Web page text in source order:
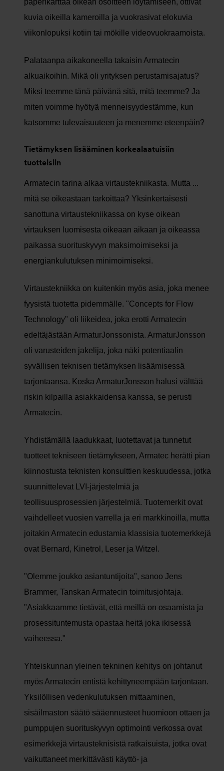
kuvia oikeilla kameroilla ja vuokrasivat elokuvia
viikonlopuksi kotiin tai mökille videovuokraamoista.
Palataanpa aikakoneella takaisin Armatecin
alkuaikoihin. Mikä oli yrityksen perustamisajatus?
Miksi teemme tänä päivänä sitä, mitä teemme? Ja
miten voimme hyötyä menneisyydestämme, kun
katsomme tulevaisuuteen ja menemme eteenpäin?
Tietämyksen lisääminen korkealaatuisiin
tuotteisiin
Armatecin tarina alkaa virtaustekniikasta. Mutta ...
mitä se oikeastaan tarkoittaa? Yksinkertaisesti
sanottuna virtaustekniikassa on kyse oikean
virtauksen luomisesta oikeaan aikaan ja oikeassa
paikassa suorituskyvyn maksimoimiseksi ja
energiankulutuksen minimoimiseksi.
Virtaustekniikka on kuitenkin myös asia, joka menee
fyysistä tuotetta pidemmälle. "Concepts for Flow
Technology" oli liikeidea, joka erotti Armatecin
edeltäjästään ArmaturJonssonista. ArmaturJonsson
oli varusteiden jakelija, joka näki potentiaalin
syvällisen teknisen tietämyksen lisäämisessä
tarjontaansa. Koska ArmaturJonsson halusi välttää
riskin kilpailla asiakkaidensa kanssa, se perusti
Armatecin.
Yhdistämällä laadukkaat, luotettavat ja tunnetut
tuotteet tekniseen tietämykseen, Armatec herätti pian
kiinnostusta teknisten konsulttien keskuudessa, jotka
suunnittelevat LVI-järjestelmiä ja
teollisuusprosessien järjestelmiä. Tuotemerkit ovat
vaihdelleet vuosien varrella ja eri markkinoilla, mutta
joitakin Armatecin edustamia klassisia tuotemerkkejä
ovat Bernard, Kinetrol, Leser ja Witzel.
"Olemme joukko asiantuntijoita", sanoo Jens
Brammer, Tanskan Armatecin toimitusjohtaja.
"Asiakkaamme tietävät, että meillä on osaamista ja
prosessituntemusta opastaa heitä joka ikisessä
vaiheessa."
Yhteiskunnan yleinen tekninen kehitys on johtanut
myös Armatecin entistä kehittyneempään tarjontaan.
Yksilöllisen vedenkulutuksen mittaaminen,
sisäilmaston säätö sääennusteet huomioon ottaen ja
pumppujen suorituskyvyn optimointi verkossa ovat
esimerkkejä virtausteknisistä ratkaisuista, jotka ovat
vaikuttaneet merkittävästi käyttö- ja